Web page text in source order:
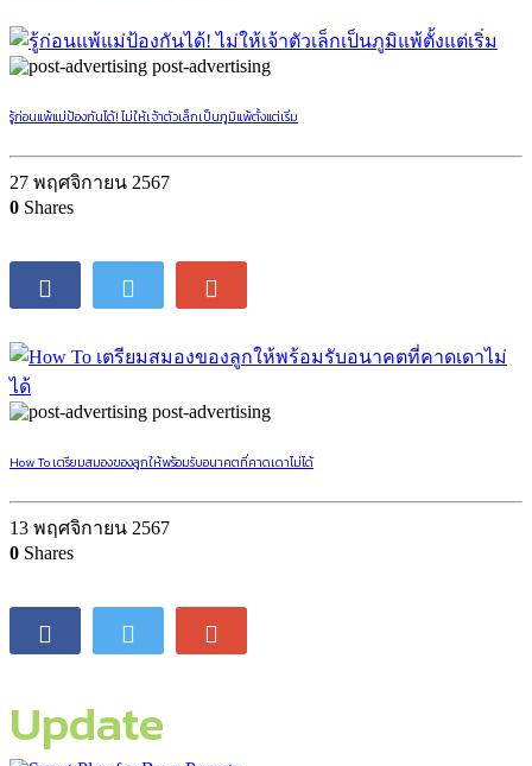
post-advertising
รู้ก่อนแพ้แม่ป้องกันได้! ไม่ให้เจ้าตัวเล็กเป็นภูมิแพ้ตั้งแต่เริ่ม
27 พฤศจิกายน 2567
0 Shares
post-advertising
How To เตรียมสมองของลูกให้พร้อมรับอนาคตที่คาดเดาไม่ได้
13 พฤศจิกายน 2567
0 Shares
Update